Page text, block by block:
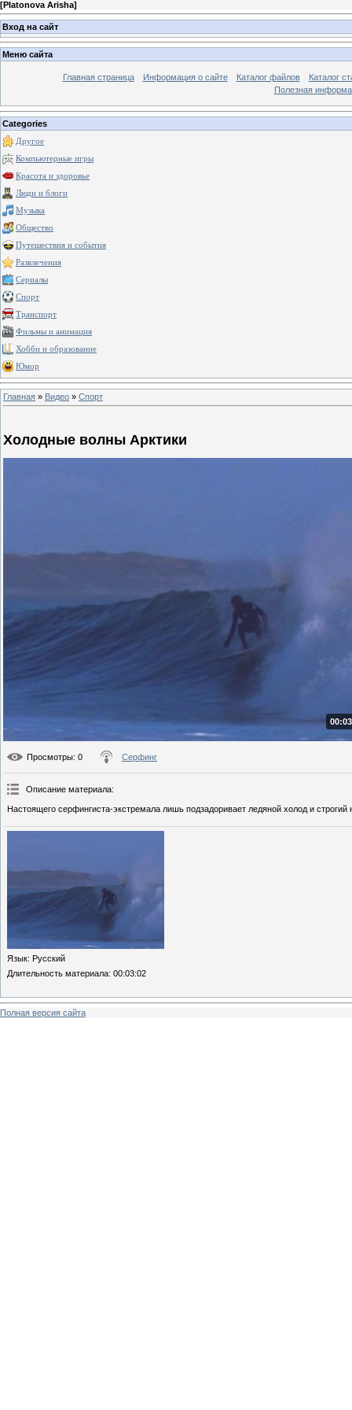
[Platonova Arisha]
Вход на сайт
Меню сайта
Главная страница Информация о сайте Каталог файлов
Каталог
Полезная
Categories
Другое
Компьютерные игры
Красота и здоровье
Люди и блоги
Музыка
Общество
Путешествия и события
Развлечения
Сериалы
Спорт
Транспорт
Фильмы и анимация
Хобби и образование
Юмор
Главная » Видео » Спорт
Холодные волны Арктики
Просмотры: 0 Серфинг
Описание материала:
Настоящего серфингиста-экстремала лишь подзадоривает ледяной холод и строгий
Язык: Русский
Длительность материала: 00:03:02
Полная версия сайта